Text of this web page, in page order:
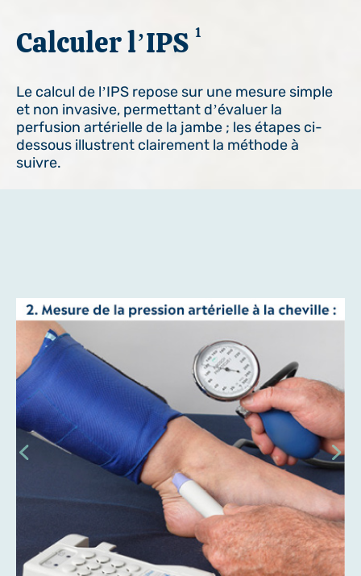
Calculer l’IPS 1
Le calcul de l’IPS repose sur une mesure simple
et non invasive, permettant d’évaluer la
perfusion artérielle de la jambe ; les étapes ci-
dessous illustrent clairement la méthode à
suivre.